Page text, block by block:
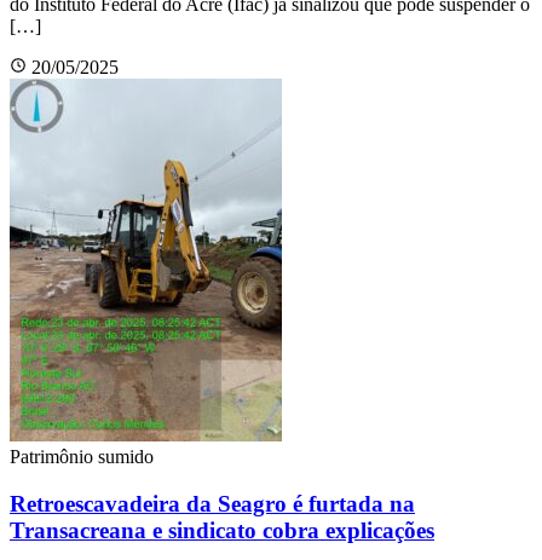
do Instituto Federal do Acre (Ifac) já sinalizou que pode suspender o
[…]
20/05/2025
Patrimônio sumido
Retroescavadeira da Seagro é furtada na
Transacreana e sindicato cobra explicações